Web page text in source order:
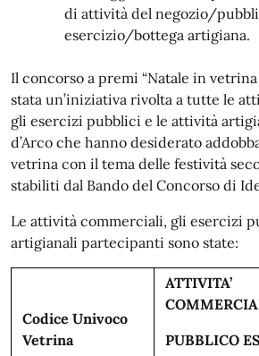
di attività del negozio/
esercizio/bottega artigiana.
Il concorso a premi “Natale in
stata un’iniziativa rivolta a tutte le
gli esercizi pubblici e le attività
d’Arco che hanno desiderato
vetrina con il tema delle festività
stabiliti dal Bando del Concorso di
Le attività commerciali, gli esercizi
artigianali partecipanti sono state:
Codice Univoco
Vetrina
ATTIVITA’
PUBBLICO